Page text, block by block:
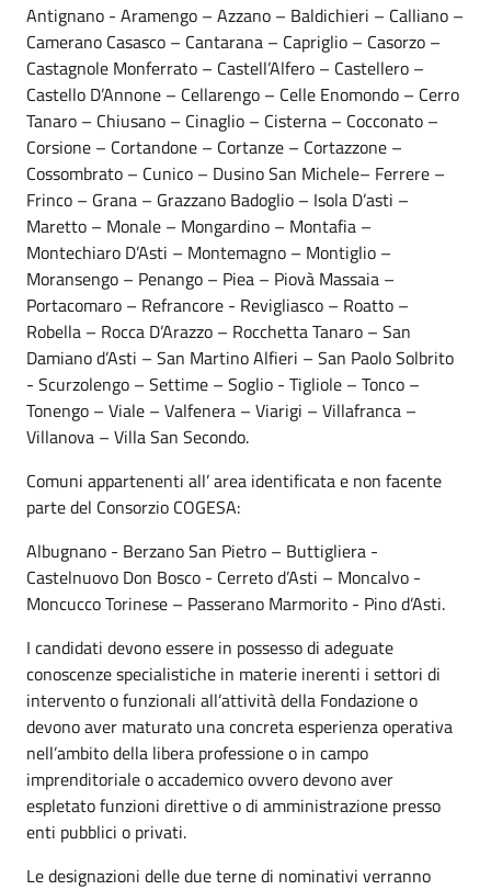
Antignano - Aramengo – Azzano – Baldichieri – Calliano –
Camerano Casasco – Cantarana – Capriglio – Casorzo –
Castagnole Monferrato – Castell’Alfero – Castellero –
Castello D’Annone – Cellarengo – Celle Enomondo – Cerro
Tanaro – Chiusano – Cinaglio – Cisterna – Cocconato –
Corsione – Cortandone – Cortanze – Cortazzone –
Cossombrato – Cunico – Dusino San Michele– Ferrere –
Frinco – Grana – Grazzano Badoglio – Isola D’asti –
Maretto – Monale – Mongardino – Montafia –
Montechiaro D’Asti – Montemagno – Montiglio –
Moransengo – Penango – Piea – Piovà Massaia –
Portacomaro – Refrancore - Revigliasco – Roatto –
Robella – Rocca D’Arazzo – Rocchetta Tanaro – San
Damiano d’Asti – San Martino Alfieri – San Paolo Solbrito
- Scurzolengo – Settime – Soglio - Tigliole – Tonco –
Tonengo – Viale – Valfenera – Viarigi – Villafranca –
Villanova – Villa San Secondo.
Comuni appartenenti all’ area identificata e non facente
parte del Consorzio COGESA:
Albugnano - Berzano San Pietro – Buttigliera -
Castelnuovo Don Bosco - Cerreto d’Asti – Moncalvo -
Moncucco Torinese – Passerano Marmorito - Pino d’Asti.
I candidati devono essere in possesso di adeguate
conoscenze specialistiche in materie inerenti i settori di
intervento o funzionali all’attività della Fondazione o
devono aver maturato una concreta esperienza operativa
nell’ambito della libera professione o in campo
imprenditoriale o accademico ovvero devono aver
espletato funzioni direttive o di amministrazione presso
enti pubblici o privati.
Le designazioni delle due terne di nominativi verranno